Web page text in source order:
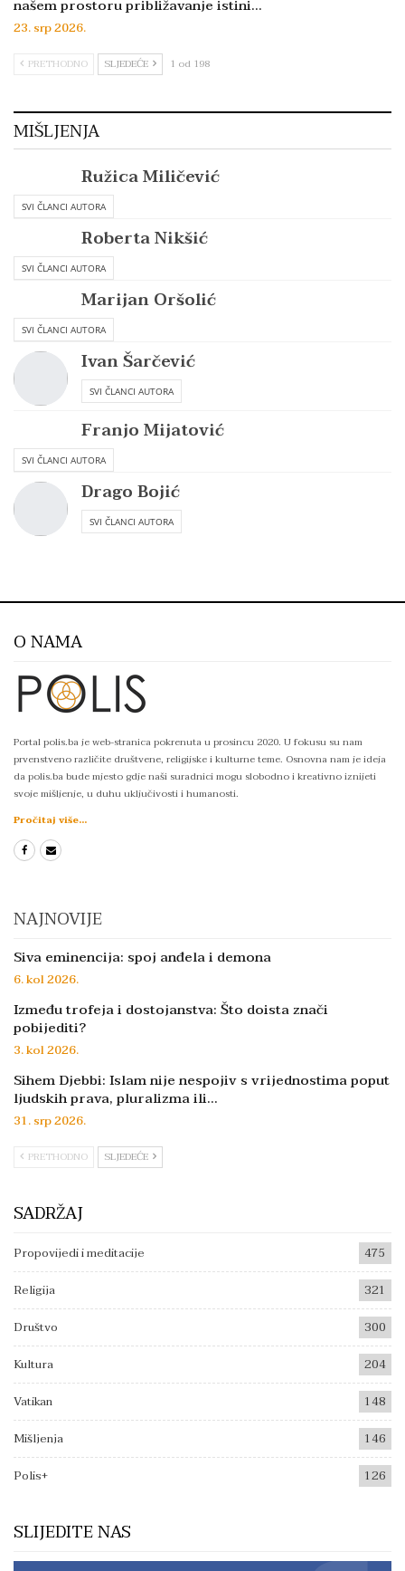
našem prostoru približavanje istini…
23. srp 2026.
PRETHODNO SLJEDEĆE 1 od 198
MIŠLJENJA
Ružica Miličević
SVI ČLANCI AUTORA
Roberta Nikšić
SVI ČLANCI AUTORA
Marijan Oršolić
SVI ČLANCI AUTORA
Ivan Šarčević
SVI ČLANCI AUTORA
Franjo Mijatović
SVI ČLANCI AUTORA
Drago Bojić
SVI ČLANCI AUTORA
O NAMA
Portal polis.ba je web-stranica pokrenuta u prosincu 2020. U fokusu su nam
prvenstveno različite društvene, religijske i kulturne teme. Osnovna nam je ideja
da polis.ba bude mjesto gdje naši suradnici mogu slobodno i kreativno iznijeti
svoje mišljenje, u duhu uključivosti i humanosti.
Pročitaj više...
NAJNOVIJE
Siva eminencija: spoj anđela i demona
6. kol 2026.
Između trofeja i dostojanstva: Što doista znači
pobijediti?
3. kol 2026.
Sihem Djebbi: Islam nije nespojiv s vrijednostima poput
ljudskih prava, pluralizma ili…
31. srp 2026.
PRETHODNO SLJEDEĆE
SADRŽAJ
Propovijedi i meditacije
475
Religija
321
Društvo
300
Kultura
204
Vatikan
148
Mišljenja
146
Polis+
126
SLIJEDITE NAS